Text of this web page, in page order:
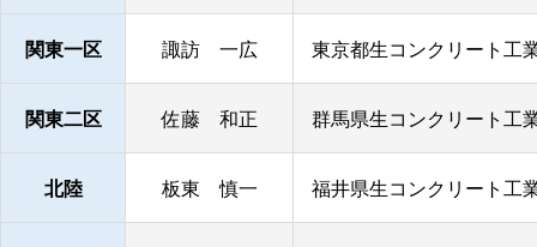
関東一区 諏訪 一広 東京都生コンクリート工
関東二区 佐藤 和正 群馬県生コンクリート工
北陸 板東 慎一 福井県生コンクリート工